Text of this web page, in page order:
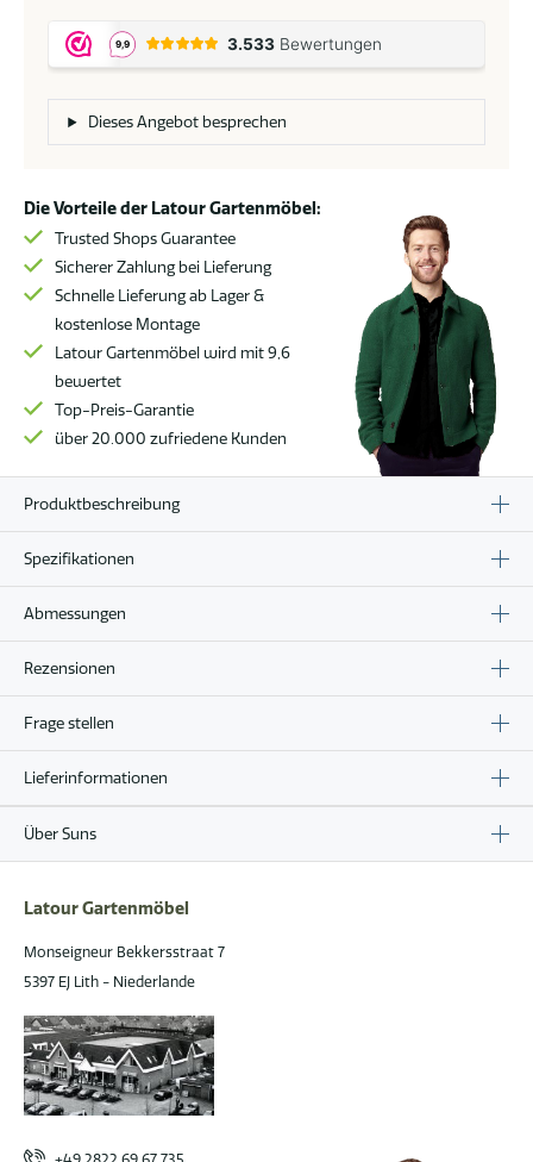
grey
Lounge
Tisch
x
95
cm
Menge
Dieses Angebot besprechen
Die Vorteile der Latour Gartenmöbel:
Trusted Shops Guarantee
Sicherer Zahlung bei Lieferung
Schnelle Lieferung ab Lager &
kostenlose Montage
Latour Gartenmöbel wird mit 9,6
bewertet
Top-Preis-Garantie
über 20.000 zufriedene Kunden
Produktbeschreibung
Spezifikationen
Abmessungen
Rezensionen
Frage stellen
Lieferinformationen
Über Suns
Latour Gartenmöbel
Monseigneur Bekkersstraat 7
5397 EJ Lith - Niederlande